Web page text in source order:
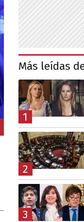
Más leídas
1
2
3